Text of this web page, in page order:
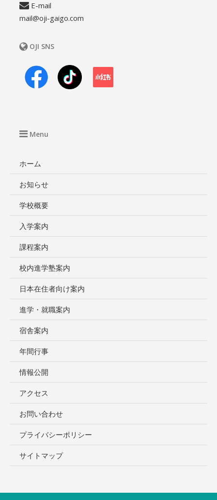
E-mail
mail@oji-gaigo.com
OJI SNS
Menu
ホーム
お知らせ
学校概要
入学案内
課程案内
校内進学塾案内
日本在住者向け案内
進学・就職案内
宿舎案内
年間行事
情報公開
アクセス
お問い合わせ
プライバシーポリシー
サイトマップ